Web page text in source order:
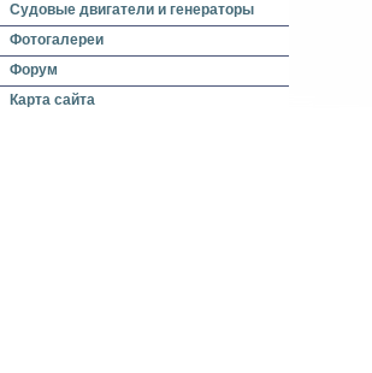
Судовые двигатели и генераторы
Фотогалереи
Форум
Карта сайта